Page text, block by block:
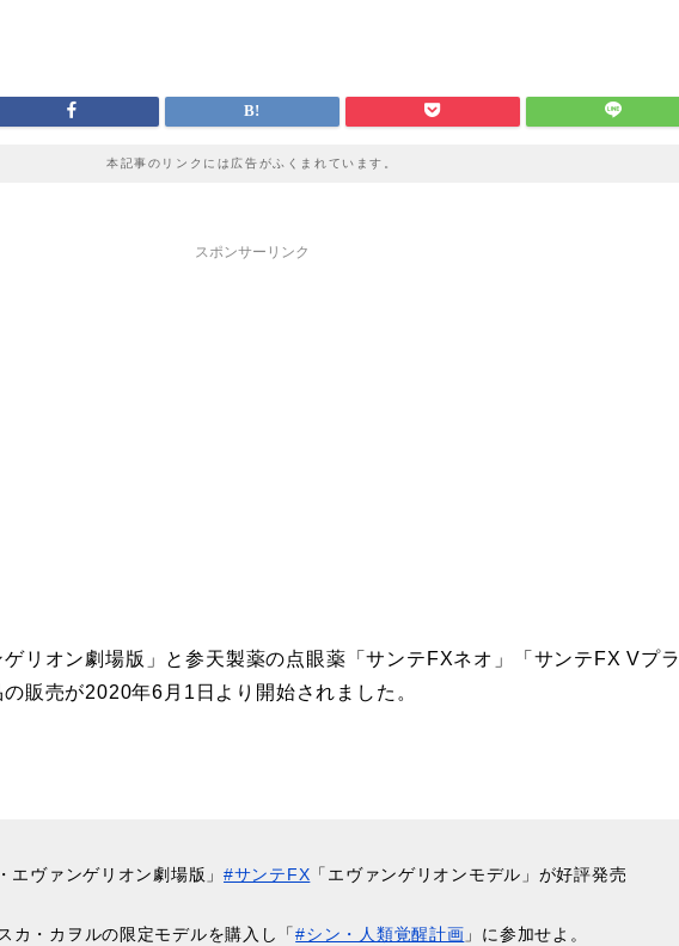
本記事のリンクには広告がふくまれています。
スポンサーリンク
リオン劇場版」と参天製薬の点眼薬「サンテFXネオ」「サンテFX Vプラ
販売が2020年6月1日より開始されました。
エヴァンゲリオン劇場版」#サンテFX 「エヴァンゲリオンモデル」が好評発売
カ・カヲルの限定モデルを購入し「#シン・人類覚醒計画 」に参加せよ。